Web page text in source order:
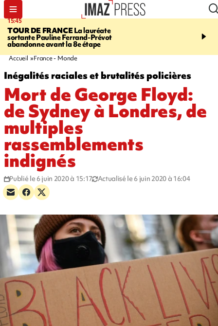
15:45
TOUR DE FRANCELa lauréate
sortante Pauline Ferrand-Prévot
abandonne avant la 8e étape
20:17
routière, concours de
Accueil France - Monde
Inégalités raciales et brutalités policières
Mort de George Floyd:
de Sydney à Londres, de
multiples
rassemblements
indignés
Publié le 6 juin 2020 à 15:17 Actualisé le 6 juin 2020 à 16:04